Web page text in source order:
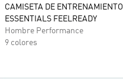
CAMISETA DE ENTRENAMIENTO
ESSENTIALS FEELREADY
Hombre Performance
9 colores